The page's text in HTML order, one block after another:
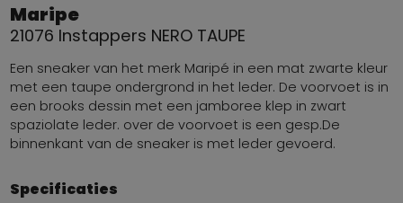
Maripe
21076 Instappers NERO TAUPE
Een sneaker van het merk Maripé in een mat zwarte kleur
met een taupe ondergrond in het leder. De voorvoet is in
een brooks dessin met een jamboree klep in zwart
spaziolate leder. over de voorvoet is een gesp.De
binnenkant van de sneaker is met leder gevoerd.
Specificaties